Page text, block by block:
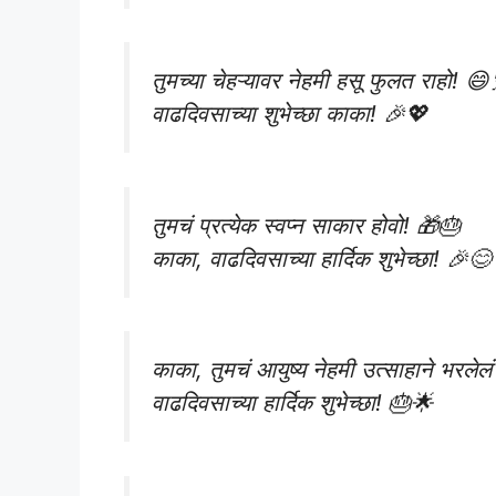
तुमच्या चेहऱ्यावर नेहमी हसू फुलत राहो!
वाढदिवसाच्या शुभेच्छा काका! 🎉💖
तुमचं प्रत्येक स्वप्न साकार होवो! 🎁🎂
काका, वाढदिवसाच्या हार्दिक शुभेच्छा! 🎉😊
काका, तुमचं आयुष्य नेहमी उत्साहाने
वाढदिवसाच्या हार्दिक शुभेच्छा! 🎂🌟